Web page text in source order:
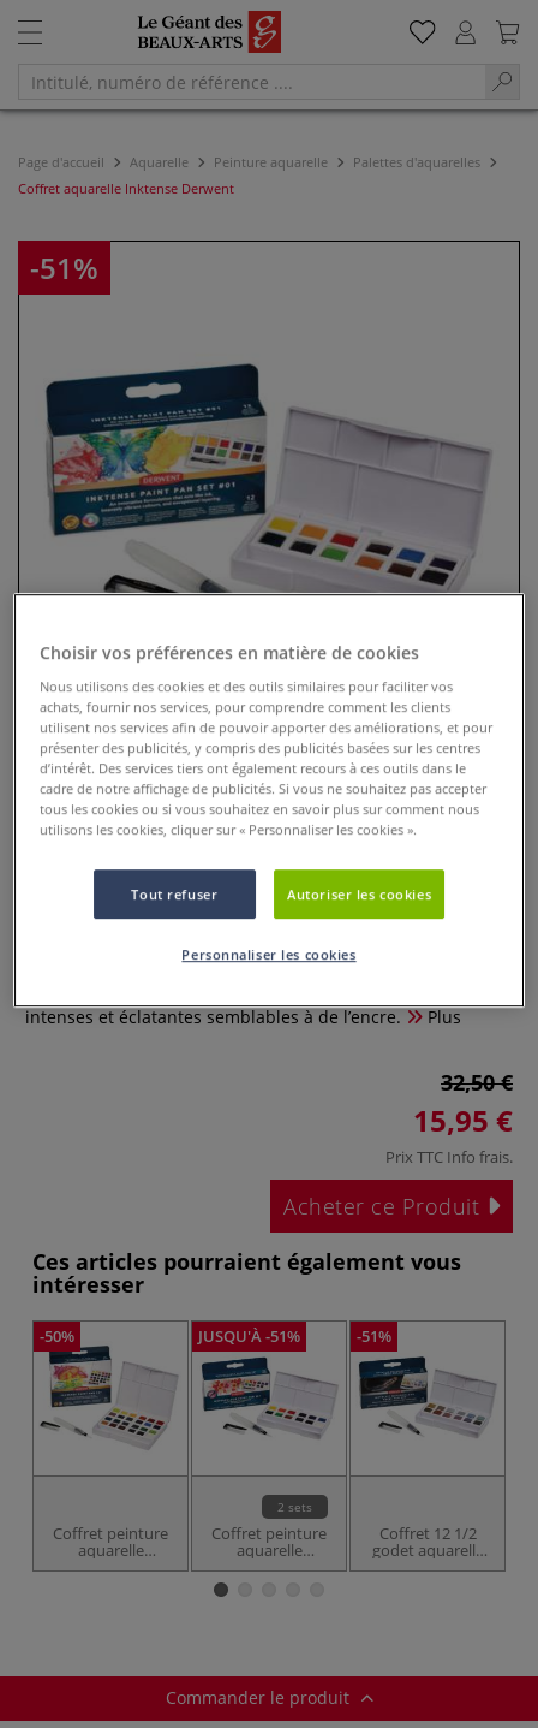
Page d'accueil Aquarelle Peinture aquarelle
Palettes d'aquarelles
Coffret aquarelle Inktense Derwent
-51%
Coffret aquarelle Inktense
Derwent
0 Commentaires
Contrairement à l’aquarelle classique, les peintures
intenses et éclatantes semblables à de l’encre.
Plus
32,50 €
15,95 €
Prix TTC Info frais.
Acheter ce Produit
Ces articles pourraient également vous
intéresser
-50%
Coffret peinture
aquarelle
Inktense Derwent
JUSQU'À -51%
2 sets
Coffret peinture
aquarelle
Derwent
-51%
Coffret 12 1/2
godet aquarelle
nuances
Commander le produit
Choisir vos préférences en matière de cookies
Nous utilisons des cookies et des outils similaires pour faciliter vos
achats, fournir nos services, pour comprendre comment les clients
utilisent nos services afin de pouvoir apporter des améliorations, et pour
présenter des publicités, y compris des publicités basées sur les centres
d’intérêt. Des services tiers ont également recours à ces outils dans le
cadre de notre affichage de publicités. Si vous ne souhaitez pas accepter
tous les cookies ou si vous souhaitez en savoir plus sur comment nous
utilisons les cookies, cliquer sur « Personnaliser les cookies ».
Tout refuser Autoriser les cookies
Personnaliser les cookies